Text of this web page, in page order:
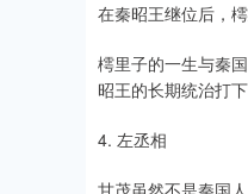
在秦昭王继位后，
樗里子的一生与秦
昭王的长期统治打
4. 左丞相
甘茂虽然不是秦国